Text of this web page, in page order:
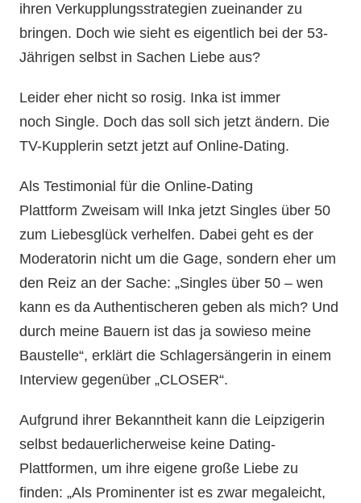
ihren Verkupplungsstrategien zueinander zu
bringen. Doch wie sieht es eigentlich bei der 53-
Jährigen selbst in Sachen Liebe aus?
Leider eher nicht so rosig. Inka ist immer
noch Single. Doch das soll sich jetzt ändern. Die
TV-Kupplerin setzt jetzt auf Online-Dating.
Als Testimonial für die Online-Dating
Plattform Zweisam will Inka jetzt Singles über 50
zum Liebesglück verhelfen. Dabei geht es der
Moderatorin nicht um die Gage, sondern eher um
den Reiz an der Sache: „Singles über 50 – wen
kann es da Authentischeren geben als mich? Und
durch meine Bauern ist das ja sowieso meine
Baustelle“, erklärt die Schlagersängerin in einem
Interview gegenüber „CLOSER“.
Aufgrund ihrer Bekanntheit kann die Leipzigerin
selbst bedauerlicherweise keine Dating-
Plattformen, um ihre eigene große Liebe zu
finden: „Als Prominenter ist es zwar megaleicht,